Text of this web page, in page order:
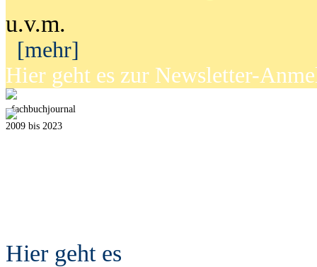
u.v.m.
[mehr]
Hier geht es zur Newsletter-
fachbuchjournal
2009 bis 2023
Hier geht es